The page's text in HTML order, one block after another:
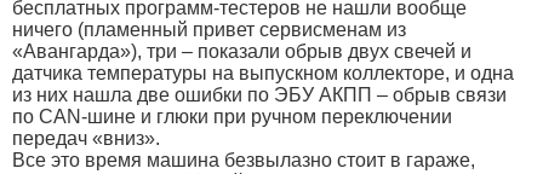
бесплатных программ-тестеров не нашли вообще
ничего (пламенный привет сервисменам из
«Авангарда»), три – показали обрыв двух свечей и
датчика температуры на выпускном коллекторе, и одна
из них нашла две ошибки по ЭБУ АКПП – обрыв связи
по CAN-шине и глюки при ручном переключении
передач «вниз».
Все это время машина безвылазно стоит в гараже,